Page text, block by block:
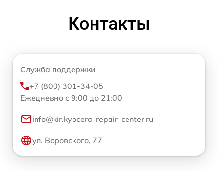
Контакты
Служба поддержки
+7 (800) 301-34-05
Ежедневно с 9:00 до 21:00
info@kir.kyocera-repair-center.ru
ул. Воровского, 77